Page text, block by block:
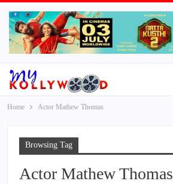
Home Actor Mathew Thomas
Browsing Tag
Actor Mathew Thomas